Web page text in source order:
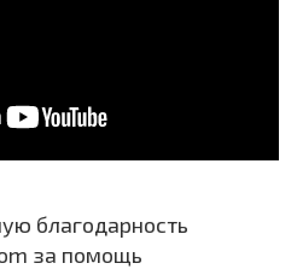
благодарность
за помощь